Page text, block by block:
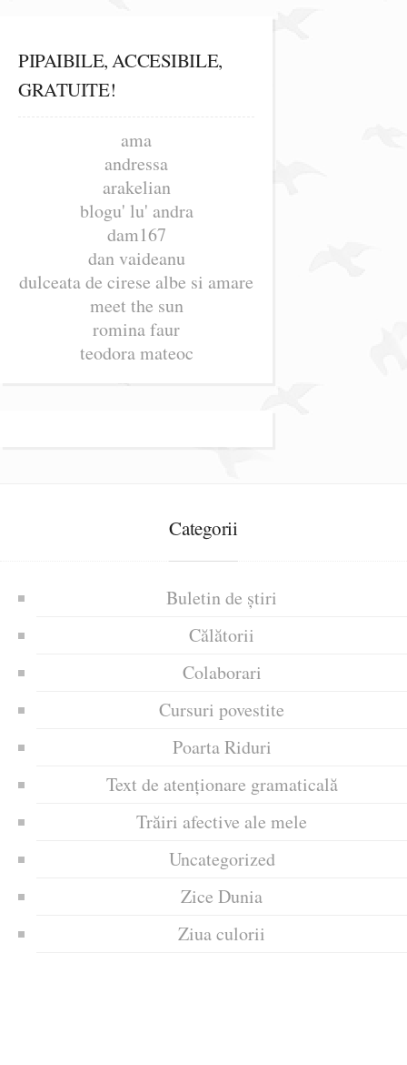
PIPAIBILE, ACCESIBILE,
GRATUITE!
ama
andressa
arakelian
blogu' lu' andra
dam167
dan vaideanu
dulceata de cirese albe si amare
meet the sun
romina faur
teodora mateoc
Categorii
Buletin de știri
Călătorii
Colaborari
Cursuri povestite
Poarta Riduri
Text de atenționare gramaticală
Trăiri afective ale mele
Uncategorized
Zice Dunia
Ziua culorii